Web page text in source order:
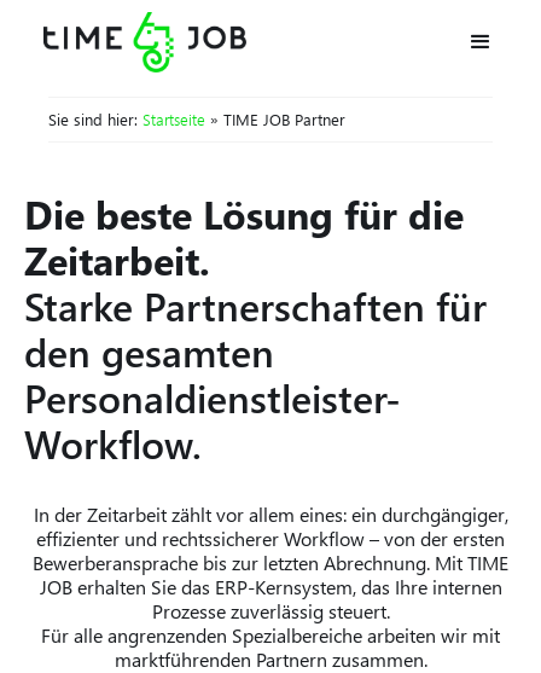
Sie sind hier: Startseite » TIME JOB Partner
Die beste Lösung für die
Zeitarbeit.
Starke Partnerschaften für
den gesamten
Personaldienstleister-
Workflow.
In der Zeitarbeit zählt vor allem eines: ein durchgängiger,
effizienter und rechtssicherer Workflow – von der ersten
Bewerberansprache bis zur letzten Abrechnung. Mit TIME
JOB erhalten Sie das ERP-Kernsystem, das Ihre internen
Prozesse zuverlässig steuert.
Für alle angrenzenden Spezialbereiche arbeiten wir mit
marktführenden Partnern zusammen.